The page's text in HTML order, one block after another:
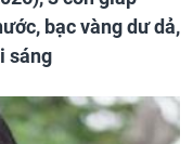
bạc vàng dư dả,
sáng